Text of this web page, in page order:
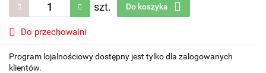
szt. Do koszyka
Do przechowalni
Program lojalnościowy dostępny jest tylko dla zalogowanych
klientów.